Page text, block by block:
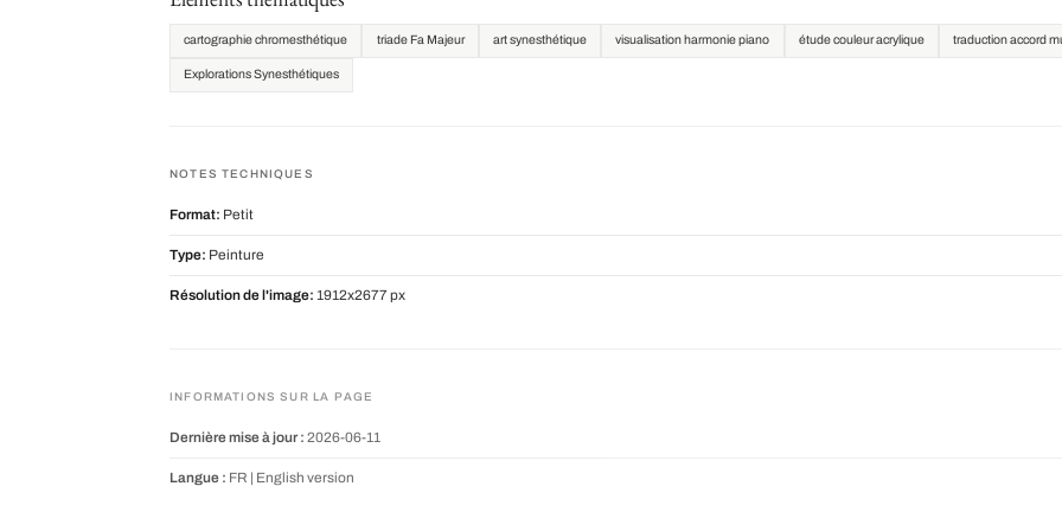
cartographie chromesthétique triade Fa Majeur art synesthétique visualisation harmonie piano étude couleur acrylique traduction accord
Explorations Synesthétiques
NOTES TECHNIQUES
Format: Petit
Type: Peinture
Résolution de l'image: 1912x2677 px
INFORMATIONS SUR LA PAGE
Dernière mise à jour : 2026-06-11
Langue : FR | English version